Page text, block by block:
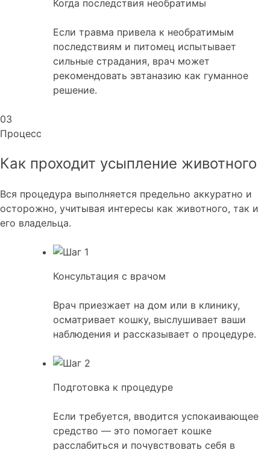
Когда последствия необратимы
Если травма привела к необратимым
последствиям и питомец испытывает
сильные страдания, врач может
рекомендовать эвтаназию как гуманное
решение.
03
Процесс
Как проходит усыпление животного
Вся процедура выполняется предельно аккуратно и
осторожно, учитывая интересы как животного, так и
его владельца.
Консультация с врачом
Врач приезжает на дом или в клинику,
осматривает кошку, выслушивает ваши
наблюдения и рассказывает о процедуре.
Подготовка к процедуре
Если требуется, вводится успокаивающее
средство — это помогает кошке
расслабиться и почувствовать себя в